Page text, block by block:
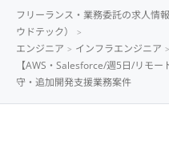
フリーランス・業務委託の求人情
ウドテック）
エンジニア
インフラエンジニア
【AWS・Salesforce/週5日/リモ
守・追加開発支援業務案件